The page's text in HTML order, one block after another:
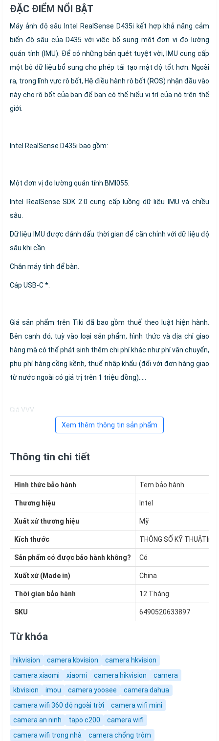
ĐẶC ĐIỂM NỔI BẬT
Máy ảnh độ sâu Intel RealSense D435i kết hợp khả năng cảm
biến độ sâu của D435 với việc bổ sung một đơn vị đo lường
quán tính (IMU). Để có những bản quét tuyệt vời, IMU cung cấp
một bộ dữ liệu bổ sung cho phép tái tạo mật độ tốt hơn. Ngoài
ra, trong lĩnh vực rô bốt, Hệ điều hành rô bốt (ROS) nhận đầu vào
này cho rô bốt của bạn để bạn có thể hiểu vị trí của nó trên thế
giới.
Intel RealSense D435i bao gồm:
Một đơn vị đo lường quán tính BMI055.
Intel RealSense SDK 2.0 cung cấp luồng dữ liệu IMU và chiều
sâu.
Dữ liệu IMU được đánh dấu thời gian để căn chỉnh với dữ liệu độ
sâu khi cần.
Chân máy tính để bàn.
Cáp USB-C *.
Giá sản phẩm trên Tiki đã bao gồm thuế theo luật hiện hành.
Bên cạnh đó, tuỳ vào loại sản phẩm, hình thức và địa chỉ giao
hàng mà có thể phát sinh thêm chi phí khác như phí vận chuyển,
phụ phí hàng cồng kềnh, thuế nhập khẩu (đối với đơn hàng giao
từ nước ngoài có giá trị trên 1 triệu đồng).....
Giá VVV
Xem thêm thông tin sản phẩm
Thông tin chi tiết
Hình thức bảo hành Tem bảo hành
Thương hiệu Intel
Xuất xứ thương hiệu Mỹ
Kích thước THÔNG SỐ KỸ
Sản phẩm có được bảo hành không? Có
Xuất xứ (Made in) China
Thời gian bảo hành 12 Tháng
SKU 6490520633897
Từ khóa
hikvision camera kbvision
camera hkvision
camera xiaomi
xiaomi camera hikvision
camera
kbvision
imou camera yoosee
camera dahua
camera wifi 360 độ ngoài trời
camera wifi mini
camera an ninh
tapo c200
camera wifi
camera wifi trong nhà
camera chống trộm